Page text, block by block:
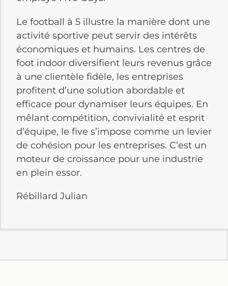
Le football à 5 illustre la manière dont une
activité sportive peut servir des intérêts
économiques et humains. Les centres de
foot indoor diversifient leurs revenus grâce
à une clientèle fidèle, les entreprises
profitent d’une solution abordable et
efficace pour dynamiser leurs équipes. En
mêlant compétition, convivialité et esprit
d’équipe, le five s’impose comme un levier
de cohésion pour les entreprises. C’est un
moteur de croissance pour une industrie
en plein essor.
Rébillard Julian